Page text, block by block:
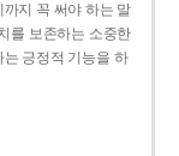
지 꼭 써야 하는 말
를 보존하는 소중한
긍정적 기능을 하